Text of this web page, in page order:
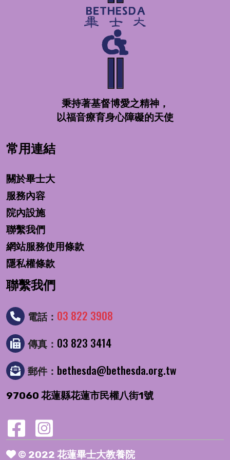
秉持著基督博愛之精神，
以福音療育身心障礙的天使
常用連結
關於畢士大
服務內容
院內設施
聯繫我們
網站服務使用條款
隱私權條款
聯繫我們
電話： 03 822 3908
傳真： 03 823 3414
郵件： bethesda@bethesda.org.tw
97060 花蓮縣花蓮市民權八街1號
© 2022 花蓮畢士大教養院